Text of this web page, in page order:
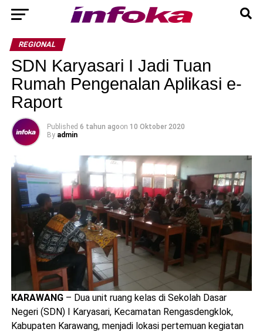
REGIONAL
SDN Karyasari I Jadi Tuan
Rumah Pengenalan Aplikasi e-
Raport
Published 6 tahun agoon 10 Oktober 2020
By admin
KARAWANG – Dua unit ruang kelas di Sekolah Dasar
Negeri (SDN) I Karyasari, Kecamatan Rengasdengklok,
Kabupaten Karawang, menjadi lokasi pertemuan kegiatan